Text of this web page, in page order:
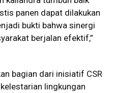
panen dapat dilakukan
bukti bahwa sinergi
berjalan efektif,”
bagian dari inisiatif CSR
lingkungan